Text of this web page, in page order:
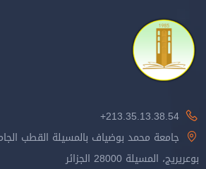
213.35.13.38.54+
جامعة محمد بوضياف بالمسيلة القطب
بوعريريج، المسيلة 28000 الجزائر